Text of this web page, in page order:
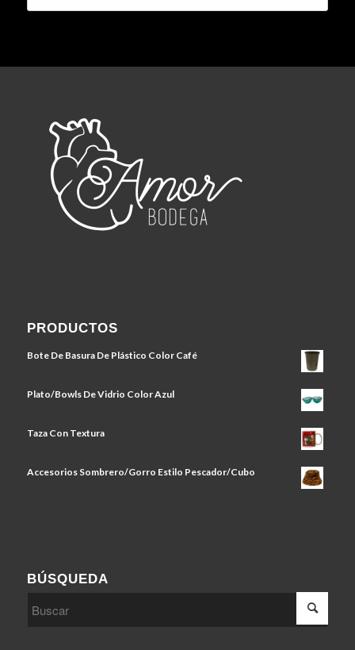
PRODUCTOS
Bote De Basura De Plástico Color Café
Plato/Bowls De Vidrio Color Azul
Taza Con Textura
Accesorios Sombrero/Gorro Estilo Pescador/Cubo
BÚSQUEDA